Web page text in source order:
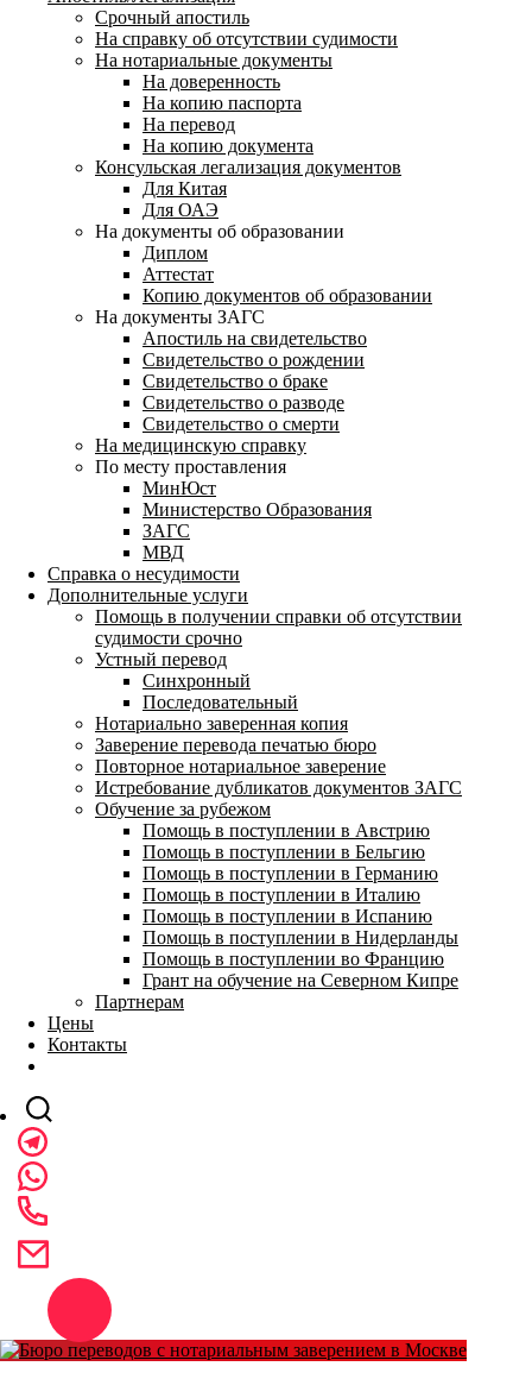
Срочный апостиль
На справку об отсутствии судимости
На нотариальные документы
На доверенность
На копию паспорта
На перевод
На копию документа
Консульская легализация документов
Для Китая
Для ОАЭ
На документы об образовании
Диплом
Аттестат
Копию документов об образовании
На документы ЗАГС
Апостиль на свидетельство
Свидетельство о рождении
Свидетельство о браке
Свидетельство о разводе
Свидетельство о смерти
На медицинскую справку
По месту проставления
МинЮст
Министерство Образования
ЗАГС
МВД
Справка о несудимости
Дополнительные услуги
Помощь в получении справки об отсутствии
судимости срочно
Устный перевод
Синхронный
Последовательный
Нотариально заверенная копия
Заверение перевода печатью бюро
Повторное нотариальное заверение
Истребование дубликатов документов ЗАГС
Обучение за рубежом
Помощь в поступлении в Австрию
Помощь в поступлении в Бельгию
Помощь в поступлении в Германию
Помощь в поступлении в Италию
Помощь в поступлении в Испанию
Помощь в поступлении в Нидерланды
Помощь в поступлении во Францию
Грант на обучение на Северном Кипре
Партнерам
Цены
Контакты